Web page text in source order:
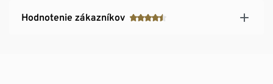
Hodnotenie zákazníkov